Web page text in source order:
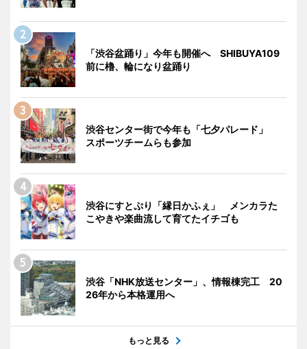
「渋谷盆踊り」今年も開催へ SHIBUYA109
前に櫓、輪になり盆踊り
渋谷センター街で今年も「七夕パレード」
スポーツチームらも参加
渋谷にすとぷり「縁日かふぇ」 メンカラた
こやきや楽曲流して育てたイチゴも
渋谷「NHK放送センター」、情報棟完工 20
26年から本格運用へ
もっと見る